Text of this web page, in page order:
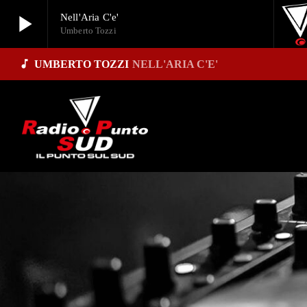
play_arrow Nell'Aria C'e'
Umberto Tozzi
play_arrow ASCOLTA LA DIRETTA
music_note UMBERTO TOZZI NELL'ARIA C'E'